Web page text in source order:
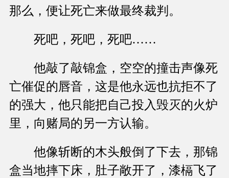
那么，便让死亡来做最终裁判。
死吧，死吧，死吧……
他敲了敲锦盒，空空的撞击声像死
亡催促的唇音，这是他永远也抗拒不了
的强大，他只能把自己投入毁灭的火炉
里，向赌局的另一方认输。
他像斩断的木头般倒了下去，那锦
盒当地摔下床，肚子敞开了，漆槅飞了